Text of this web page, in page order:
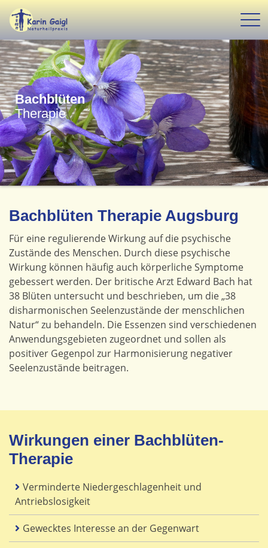
Bachblüten
Therapie
Bachblüten Therapie Augsburg
Für eine regulierende Wirkung auf die psychische
Zustände des Menschen. Durch diese psychische
Wirkung können häufig auch körperliche Symptome
gebessert werden. Der britische Arzt Edward Bach hat
38 Blüten untersucht und beschrieben, um die „38
disharmonischen Seelenzustände der menschlichen
Natur“ zu behandeln. Die Essenzen sind verschiedenen
Anwendungsgebieten zugeordnet und sollen als
positiver Gegenpol zur Harmonisierung negativer
Seelenzustände beitragen.
Wirkungen einer Bachblüten-
Therapie
Verminderte Niedergeschlagenheit und
Antriebslosigkeit
Gewecktes Interesse an der Gegenwart